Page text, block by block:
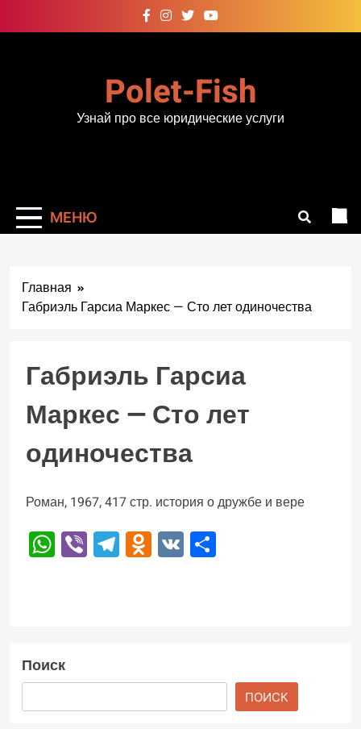
к
Polet-Fish
Узнай про все юридические услуги
МЕНЮ
Главная
Габриэль Гарсиа Маркес — Сто лет одиночества
Габриэль Гарсиа
Маркес — Сто лет
одиночества
Роман, 1967, 417 стр. история о дружбе и вере
WhatsApp
ViberTelegram
Odnoklassniki
VK
Поиск
ПОИСК